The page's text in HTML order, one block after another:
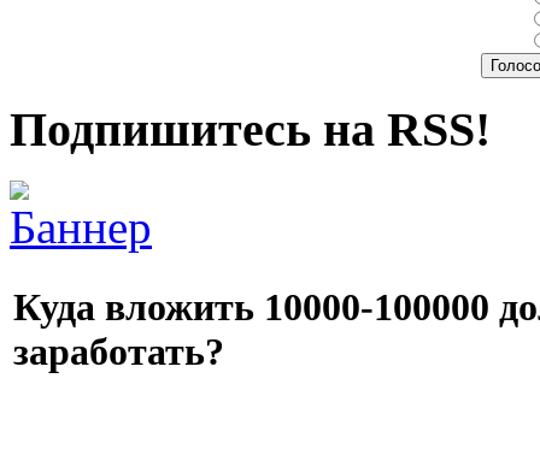
Подпишитесь на RSS!
Куда вложить 10000-100000
заработать?